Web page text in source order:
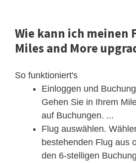
Wie kann ich meinen
Miles and More
So funktioniert's
Einloggen und
Gehen Sie in Ihrem
auf Buchungen. ...
Flug auswählen.
bestehenden Flug aus
den 6-stelligen